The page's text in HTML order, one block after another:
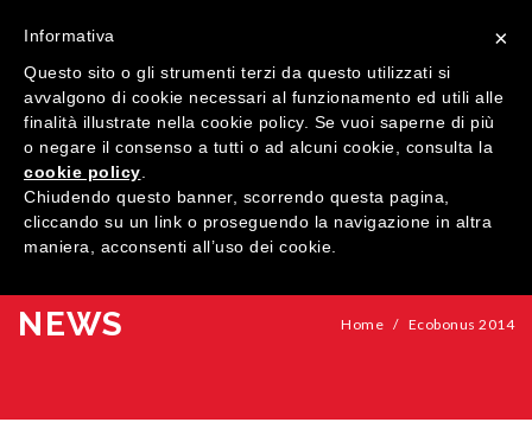
MENU
HOME
AZIENDA
NEWS Home / Ecobonus 2014
×
Informativa
Questo sito o gli strumenti terzi da questo utilizzati si
avvalgono di cookie necessari al funzionamento ed utili alle
finalità illustrate nella cookie policy. Se vuoi saperne di più
o negare il consenso a tutti o ad alcuni cookie, consulta la
cookie policy
Chiudendo questo banner, scorrendo questa pagina,
cliccando su un link o proseguendo la navigazione in altra
maniera, acconsenti all’uso dei cookie.